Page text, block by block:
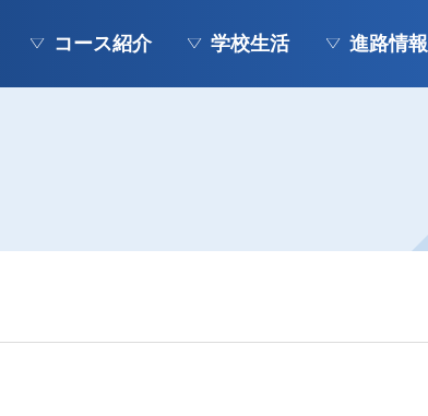
コース紹介 学校生活 進路情報